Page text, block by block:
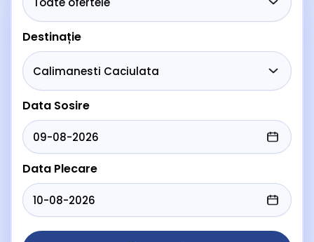
Destinație
Data Sosire
Data Plecare